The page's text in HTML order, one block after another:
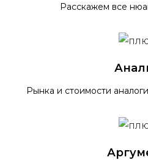
Расскажем все
Рынка и стоимости